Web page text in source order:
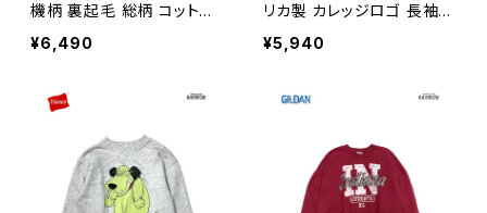
機柄 裏起毛 総柄 コットン
長袖 スウェット トレーナー
黒 (ttu2501203)
¥6,490
リカ製 カレッジロゴ 長袖
スウェット トレーナー グレ
ー (ttu2601187)
¥5,940